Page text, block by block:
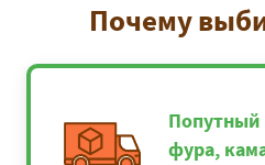
Почему
Попутный
фура,